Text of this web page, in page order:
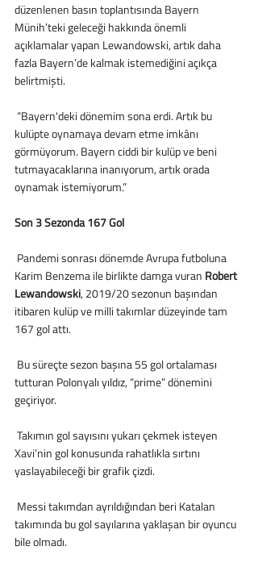
düzenlenen basın toplantısında Bayern
Münih’teki geleceği hakkında önemli
açıklamalar yapan Lewandowski, artık daha
fazla Bayern’de kalmak istemediğini açıkça
belirtmişti.
kulüpte oynamaya devam etme imkânı
görmüyorum. Bayern ciddi bir kulüp ve beni
tutmayacaklarına inanıyorum, artık orada
oynamak istemiyorum.”
Son 3 Sezonda 167 Gol
Karim Benzema ile birlikte damga vuran Robert
Lewandowski, 2019/20 sezonun başından
itibaren kulüp ve milli takımlar düzeyinde tam
167 gol attı.
tutturan Polonyalı yıldız, “prime” dönemini
geçiriyor.
Xavi’nin gol konusunda rahatlıkla sırtını
yaslayabileceği bir grafik çizdi.
takımında bu gol sayılarına yaklaşan bir oyuncu
bile olmadı.